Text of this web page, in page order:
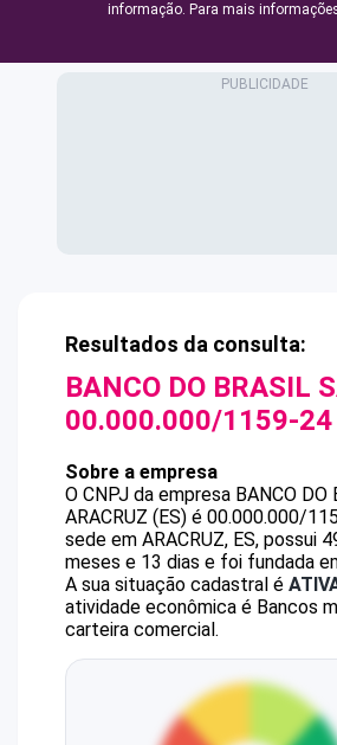
informação. Para mais
Resultados da consulta:
BANCO DO BRASIL
00.000.000/1159-24
Sobre a empresa
O CNPJ da empresa BANCO DO
ARACRUZ (ES) é 00.000.000/
sede em ARACRUZ, ES, possui
meses e 13 dias e foi fundada
A sua situação cadastral é
atividade econômica é Bancos
carteira comercial.